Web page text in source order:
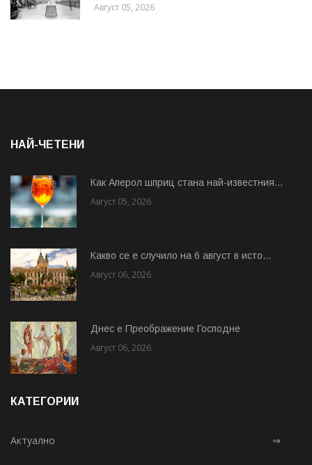
Август 05, 2026
НАЙ-ЧЕТЕНИ
Как Аперол шприц стана най-известния...
Август 05, 2026
Какво се е случило на 6 август в исто...
Август 06, 2026
Днес е Преображение Господне
Август 06, 2026
КАТЕГОРИИ
Актуално ⇒